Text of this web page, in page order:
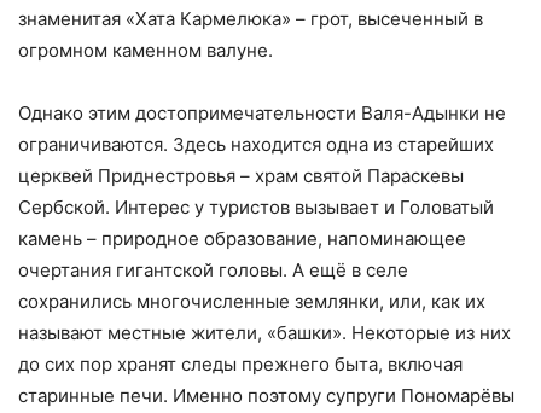
знаменитая «Хата Кармелюка» – грот, высеченный в
огромном каменном валуне.
Однако этим достопримечательности Валя-Адынки не
ограничиваются. Здесь находится одна из старейших
церквей Приднестровья – храм святой Параскевы
Сербской. Интерес у туристов вызывает и Головатый
камень – природное образование, напоминающее
очертания гигантской головы. А ещё в селе
сохранились многочисленные землянки, или, как их
называют местные жители, «башки». Некоторые из них
до сих пор хранят следы прежнего быта, включая
старинные печи. Именно поэтому супруги Пономарёвы